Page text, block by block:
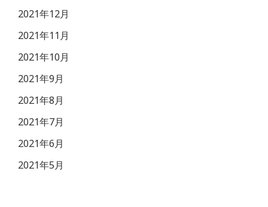
2021年12月
2021年11月
2021年10月
2021年9月
2021年8月
2021年7月
2021年6月
2021年5月